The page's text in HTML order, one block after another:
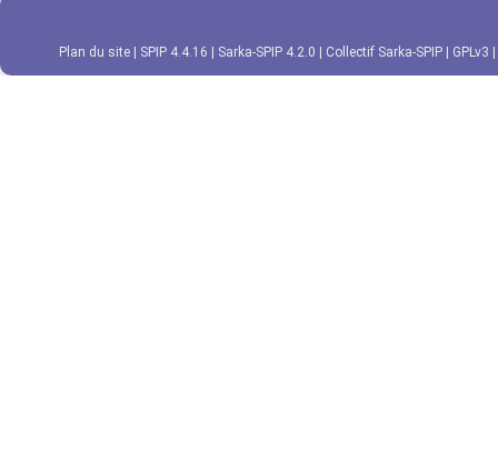
Plan du site SPIP 4.4.16 Sarka-SPIP 4.2.0 Collectif Sarka-SPIP GPLv3